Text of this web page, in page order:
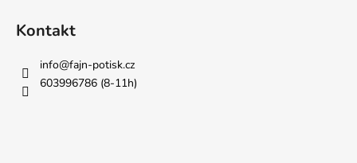
Kontakt
info@fajn-potisk.cz
603996786 (8-11h)